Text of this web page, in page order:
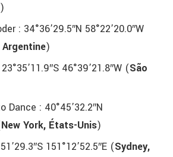
)
: 34°36’29.5″N 58°22’20.0″W
Argentine)
46°39’21.8″W (São
Dance : 40°45’32.2″N
New York, États-Unis)
151°12’52.5″E (Sydney,